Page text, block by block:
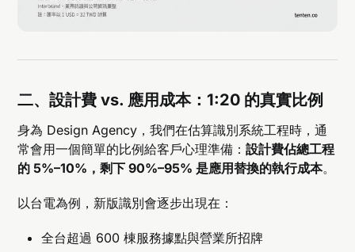
二、設計費 vs. 應用成本：1:20 的真實比例
身為 Design Agency，我們在估算識別系統工程時，通
常會用一個簡單的比例給客戶心理準備：設計費佔總工程
的 5%–10%，剩下 90%–95% 是應用替換的執行成本。
以台電為例，新版識別會逐步出現在：
全台超過 600 棟服務據點與營業所招牌